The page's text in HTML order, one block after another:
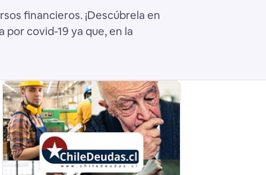
financieros. ¡Descúbrela en
covid-19 ya que, en la